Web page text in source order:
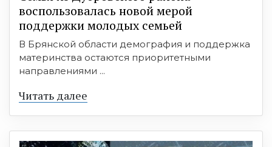
воспользовалась новой мерой
поддержки молодых семьей
В Брянской области демография и поддержка
материнства остаются приоритетными
направлениями ...
Читать далее